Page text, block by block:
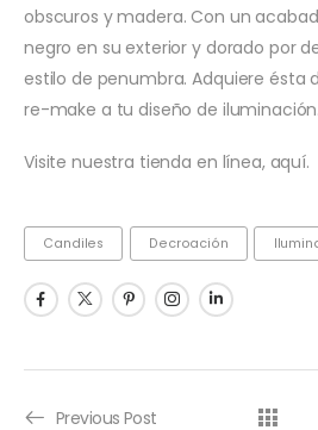
obscuros y madera. Con un
negro en su exterior y dorado por
estilo de penumbra. Adquiere ésta
re-make a tu diseño de iluminación.
Visite nuestra tienda en línea, aquí.
Candiles Decroación
Previous Post